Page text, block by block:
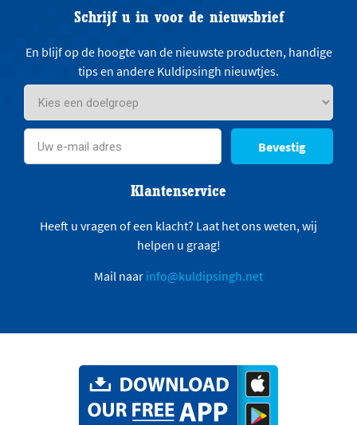
Schrijf u in voor de nieuwsbrief
En blijf op de hoogte van de nieuwste producten, handige
tips en andere Kuldipsingh nieuwtjes.
Bevestig
Klantenservice
Heeft u vragen of een klacht? Laat het ons weten, wij
helpen u graag!
Mail naar info@kuldipsingh.net